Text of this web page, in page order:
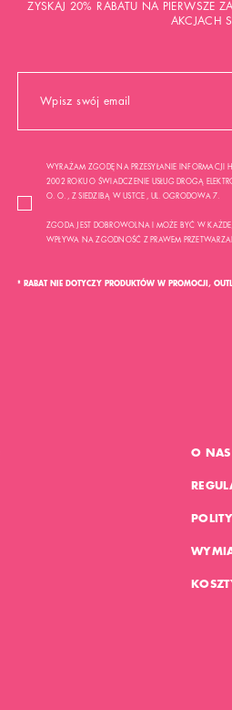
ZYSKAJ 20% RABATU NA PIERWSZE
AKCJACH
WYRAŻAM ZGODĘ NA PRZESYŁANIE INFORMACJI
2002 ROKU O ŚWIADCZENIE USŁUG DROGĄ
O. O. , Z SIEDZIBĄ W USTCE , UL. OGRODOWA 7.
ZGODA JEST DOBROWOLNA I MOŻE BYĆ W
WPŁYWA NA ZGODNOŚĆ Z PRAWEM
* RABAT NIE DOTYCZY PRODUKTÓW W PROMOCJI,
O NAS